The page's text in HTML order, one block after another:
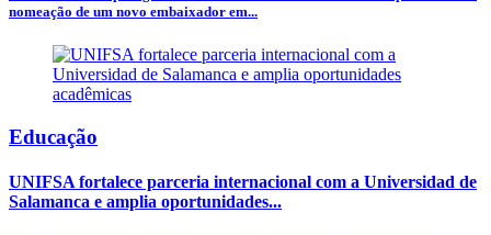
nomeação de um novo embaixador em...
Educação
UNIFSA fortalece parceria internacional com a Universidad de
Salamanca e amplia oportunidades...